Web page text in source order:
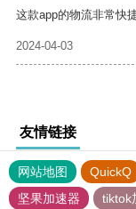
这款app的物流非常快
2024-04-03
友情链接
网站地图 QuickQ
坚果加速器
tiktok